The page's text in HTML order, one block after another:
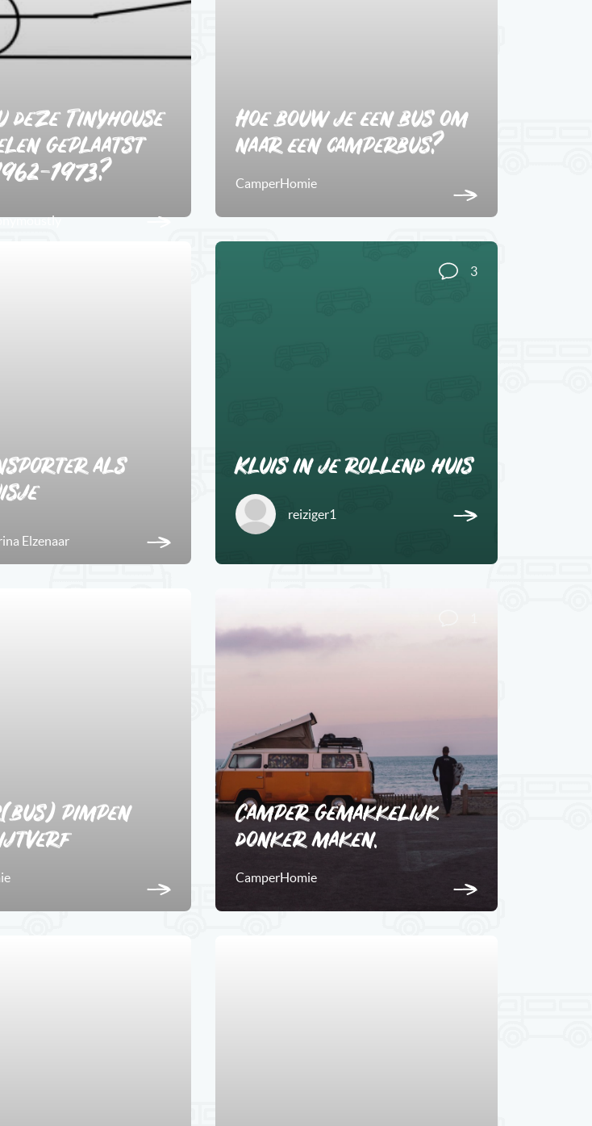
deze Tinyhouse
geplaatst
1973?
Hoe bouw je een bus om
naar een camperbus?
CamperHomie
als
Elzenaar
3
Kluis in je rollend huis
reiziger1
pimpen Camper gemakkelijk
donker maken.
CamperHomie